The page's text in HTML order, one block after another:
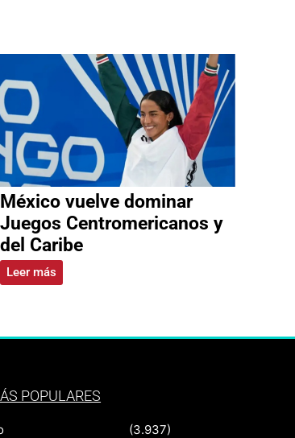
México vuelve dominar
Juegos Centromericanos y
del Caribe
Leer más
POPULARES
(3.937)